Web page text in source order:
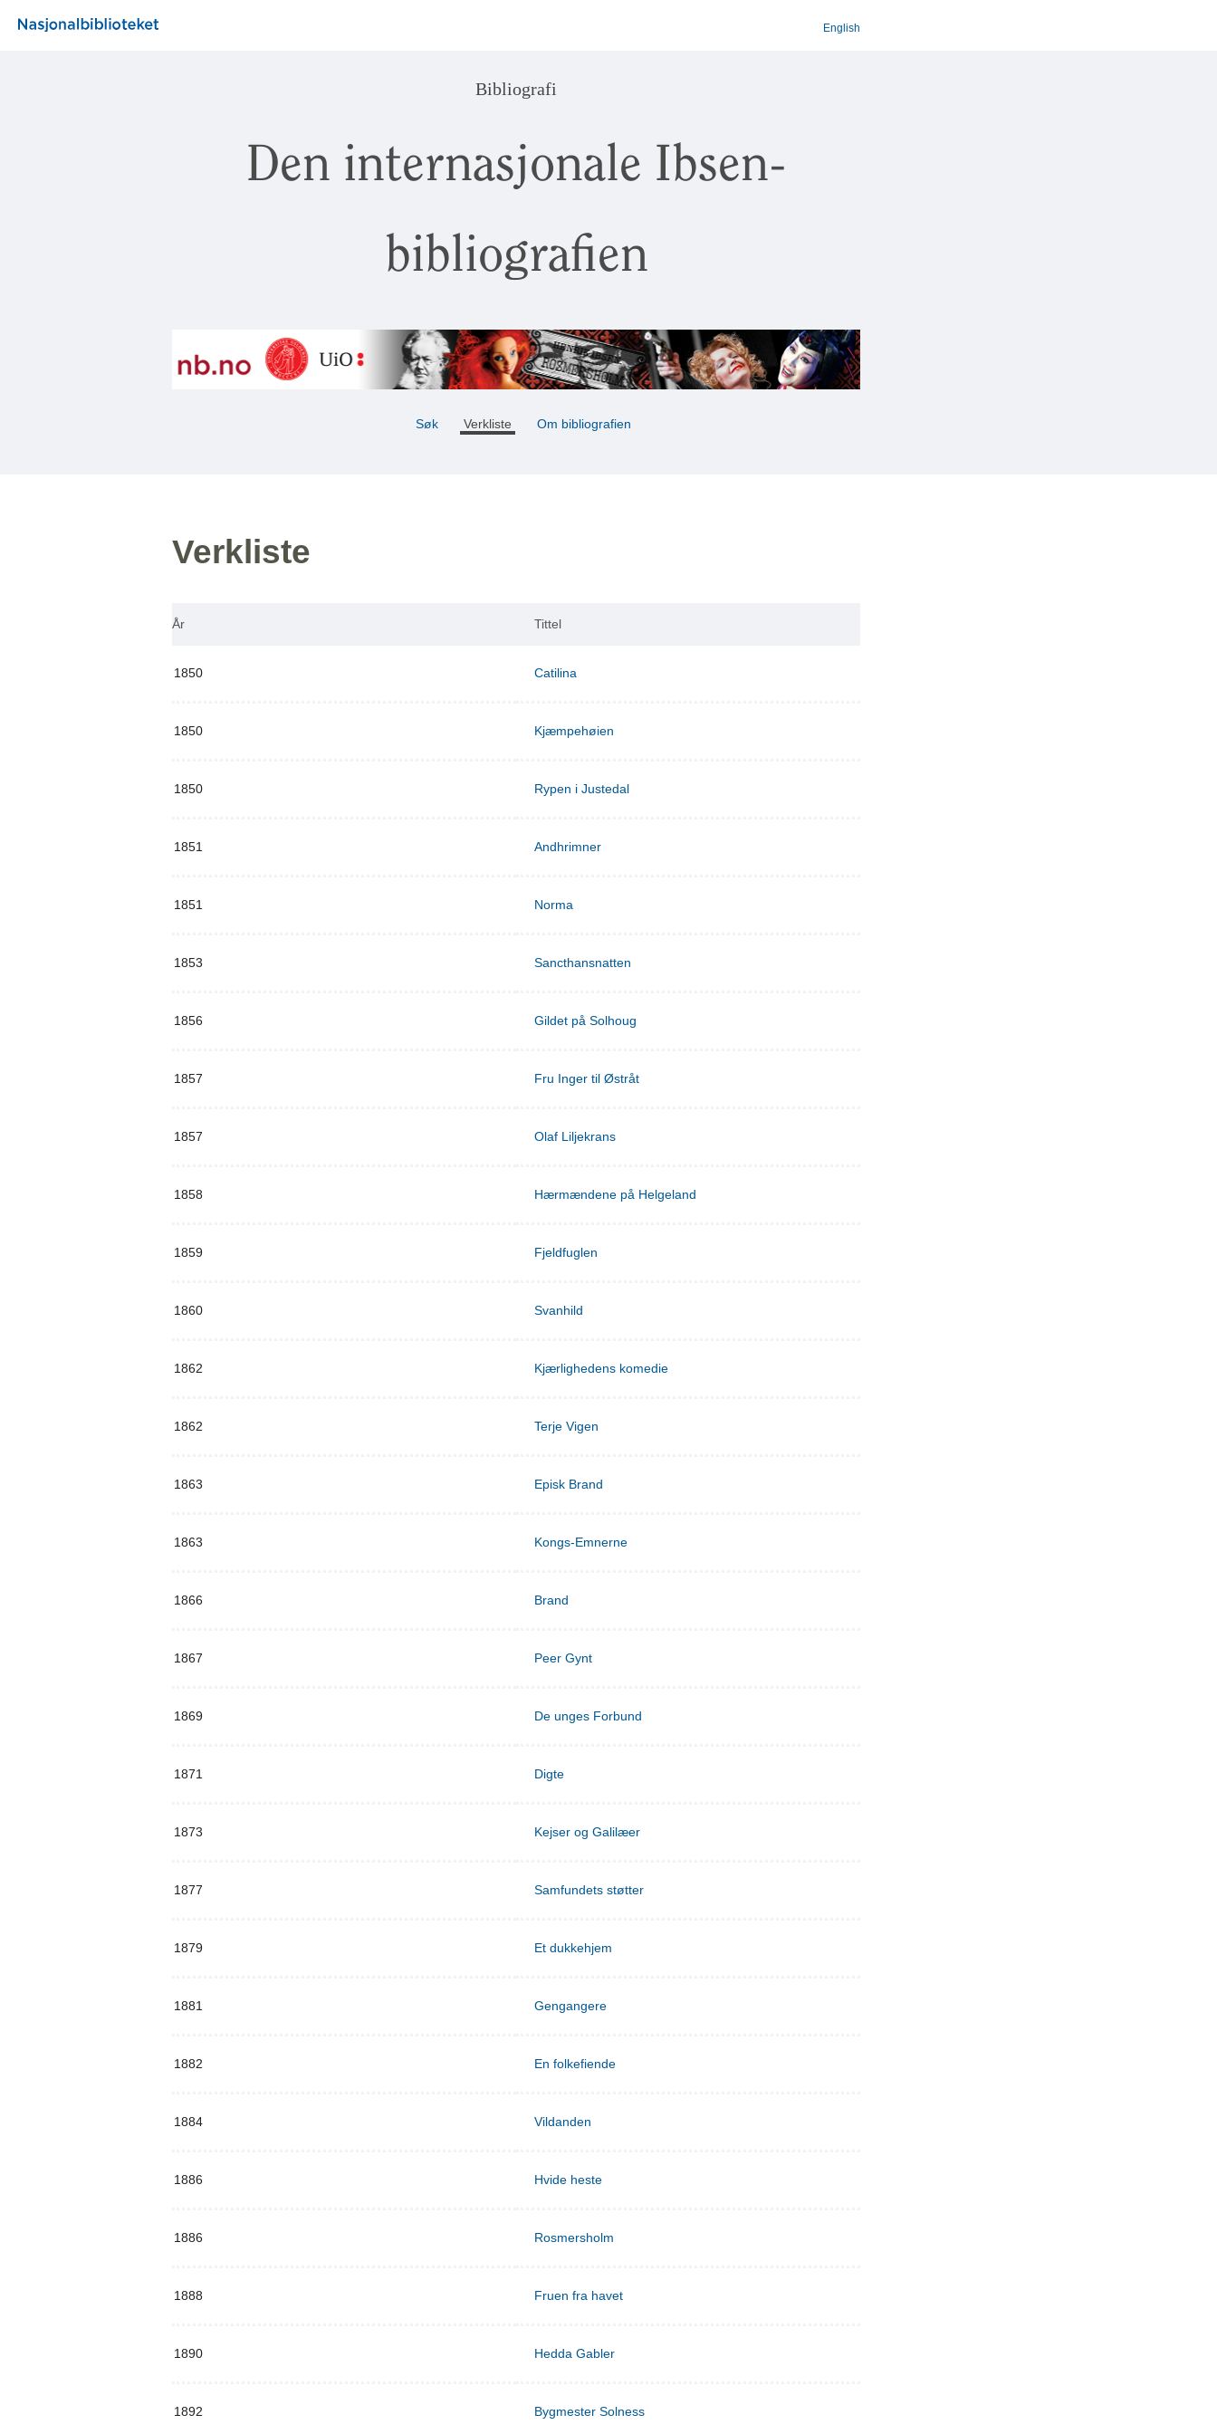
English
Bibliografi
Den internasjonale Ibsen-
bibliografien
Søk Verkliste Om bibliografien
Verkliste
År Tittel
1850 Catilina
1850 Kjæmpehøien
1850 Rypen i Justedal
1851 Andhrimner
1851 Norma
1853 Sancthansnatten
1856 Gildet på Solhoug
1857 Fru Inger til Østråt
1857 Olaf Liljekrans
1858 Hærmændene på Helgeland
1859 Fjeldfuglen
1860 Svanhild
1862 Kjærlighedens komedie
1862 Terje Vigen
1863 Episk Brand
1863 Kongs-Emnerne
1866 Brand
1867 Peer Gynt
1869 De unges Forbund
1871 Digte
1873 Kejser og Galilæer
1877 Samfundets støtter
1879 Et dukkehjem
1881 Gengangere
1882 En folkefiende
1884 Vildanden
1886 Hvide heste
1886 Rosmersholm
1888 Fruen fra havet
1890 Hedda Gabler
1892 Bygmester Solness